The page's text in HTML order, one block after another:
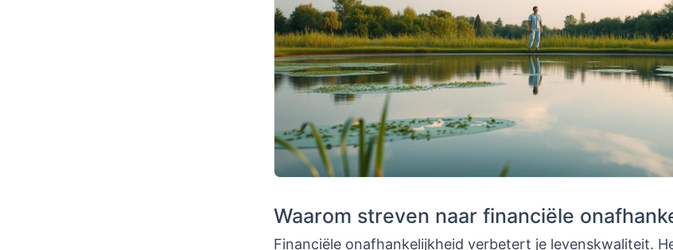
Waarom streven naar financiële
Financiële onafhankelijkheid verbetert je levenskwaliteit.